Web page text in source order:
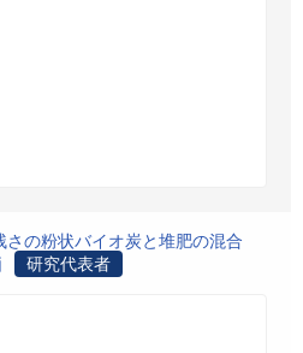
の粉状バイオ炭と堆肥の混合
研究代表者